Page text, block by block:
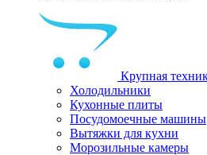
Крупная
Холодильники
Кухонные плиты
Посудомоечные машины
Вытяжки для кухни
Морозильные камеры